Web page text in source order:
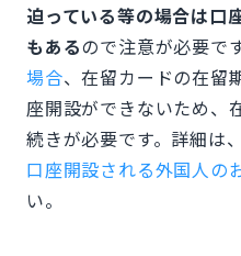
迫っている等の場合は口
もあるので注意が必要で
場合、在留カードの在留
座開設ができないため、
続きが必要です。詳細は、
口座開設される外国人の
い。